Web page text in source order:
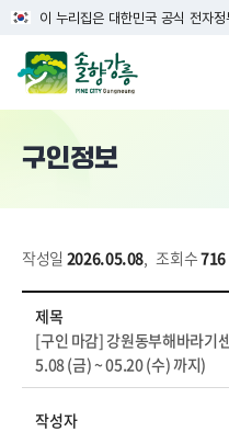
이 누리집은 대한민국 공식 전자
구인정보
작성일 2026.05.08, 조회수716
제목
[구인 마감] 강원동부해바라기
5.08 (금) ~ 05.20 (수) 까지)
작성자